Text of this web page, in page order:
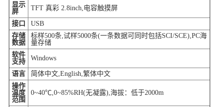
显示
屏
TFT 真彩 2.8inch,电容触摸屏
接口
USB
存储
数据
标样500条,试样5000条(一条数据可同时包括SCI/SCE),PC海
量存储
软件
支持
Windows
语言
简体中文,English,繁体中文
操作
温度
范围
0~40℃,0~85%RH(无凝露),海拔：低于2000m